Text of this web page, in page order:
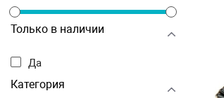
Только в наличии
Да
Категория